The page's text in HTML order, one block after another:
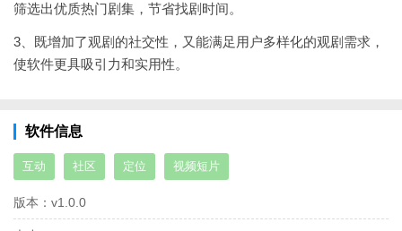
筛选出优质热门剧集，节省找剧时间。
3、既增加了观剧的社交性，又能满足用户多样化的观剧需求，
使软件更具吸引力和实用性。
软件信息
互动 社区 定位 视频短片
版本： v1.0.0